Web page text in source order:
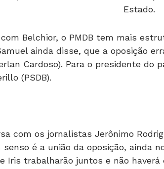
ainda disse, que a oposição
Cardoso). Para o presidente do
(PSDB).
senso é a união da oposição, ainda
Iris trabalharão juntos e não haverá